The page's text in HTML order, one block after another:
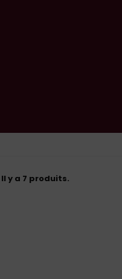
Il y a 7 produits.